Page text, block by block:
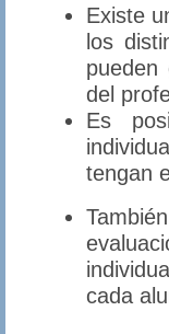
Existe
los
del
Es
tengan
cada